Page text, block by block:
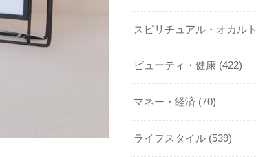
スピリチュアル・オカルト
ビューティ・健康 (422)
マネー・経済 (70)
ライフスタイル (539)